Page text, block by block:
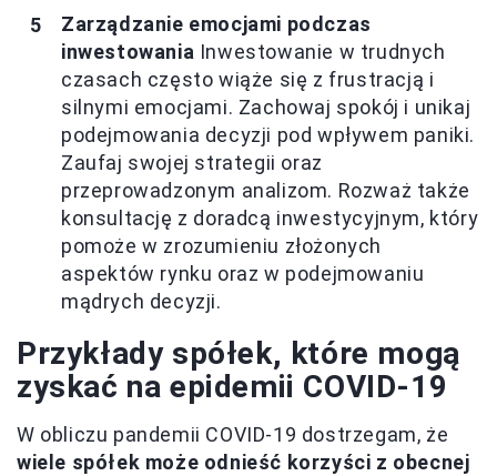
Zarządzanie emocjami podczas
inwestowania Inwestowanie w trudnych
czasach często wiąże się z frustracją i
silnymi emocjami. Zachowaj spokój i unikaj
podejmowania decyzji pod wpływem paniki.
Zaufaj swojej strategii oraz
przeprowadzonym analizom. Rozważ także
konsultację z doradcą inwestycyjnym, który
pomoże w zrozumieniu złożonych
aspektów rynku oraz w podejmowaniu
mądrych decyzji.
Przykłady spółek, które mogą
zyskać na epidemii COVID-19
W obliczu pandemii COVID-19 dostrzegam, że
wiele spółek może odnieść korzyści z obecnej